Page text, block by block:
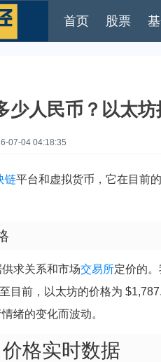
首页 股票
少人民币？以太
07-04 04:18:35
链平台和虚拟货币，它在目前
求关系和市场交易所定价的
目前，以太坊的价格为
绪的变化而波动。
格实时数据